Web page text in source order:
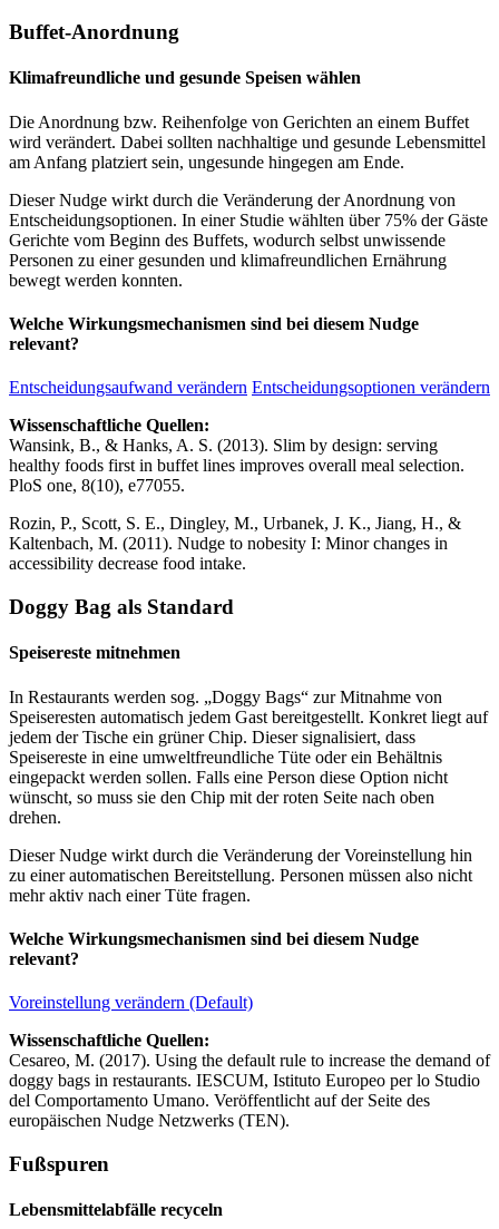
Buffet-Anordnung
Klimafreundliche und gesunde Speisen wählen
Die Anordnung bzw. Reihenfolge von Gerichten an einem Buffet
wird verändert. Dabei sollten nachhaltige und gesunde Lebensmittel
am Anfang platziert sein, ungesunde hingegen am Ende.
Dieser Nudge wirkt durch die Veränderung der Anordnung von
Entscheidungsoptionen. In einer Studie wählten über 75% der Gäste
Gerichte vom Beginn des Buffets, wodurch selbst unwissende
Personen zu einer gesunden und klimafreundlichen Ernährung
bewegt werden konnten.
Welche Wirkungsmechanismen sind bei diesem Nudge
relevant?
Entscheidungsaufwand verändern Entscheidungsoptionen verändern
Wissenschaftliche Quellen:
Wansink, B., & Hanks, A. S. (2013). Slim by design: serving
healthy foods first in buffet lines improves overall meal selection.
PloS one, 8(10), e77055.
Rozin, P., Scott, S. E., Dingley, M., Urbanek, J. K., Jiang, H., &
Kaltenbach, M. (2011). Nudge to nobesity I: Minor changes in
accessibility decrease food intake.
Doggy Bag als Standard
Speisereste mitnehmen
In Restaurants werden sog. „Doggy Bags“ zur Mitnahme von
Speiseresten automatisch jedem Gast bereitgestellt. Konkret liegt auf
jedem der Tische ein grüner Chip. Dieser signalisiert, dass
Speisereste in eine umweltfreundliche Tüte oder ein Behältnis
eingepackt werden sollen. Falls eine Person diese Option nicht
wünscht, so muss sie den Chip mit der roten Seite nach oben
drehen.
Dieser Nudge wirkt durch die Veränderung der Voreinstellung hin
zu einer automatischen Bereitstellung. Personen müssen also nicht
mehr aktiv nach einer Tüte fragen.
Welche Wirkungsmechanismen sind bei diesem Nudge
relevant?
Voreinstellung verändern (Default)
Wissenschaftliche Quellen:
Cesareo, M. (2017). Using the default rule to increase the demand of
doggy bags in restaurants. IESCUM, Istituto Europeo per lo Studio
del Comportamento Umano. Veröffentlicht auf der Seite des
europäischen Nudge Netzwerks (TEN).
Fußspuren
Lebensmittelabfälle recyceln